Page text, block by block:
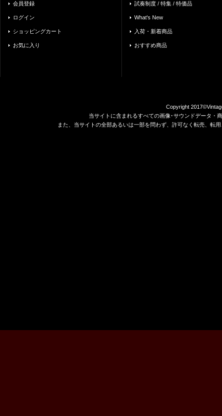
会員登録
ログイン
ショッピングカート
お気に入り
試奏制度 / 特集 / 特価品
What's New
入荷・新着商品
おすすめ商品
Copyright
当サイトに含まれるすべての画像･サウンドデータ・
また、当サイトの全部あるいは一部を問わず、許可なく転売、転